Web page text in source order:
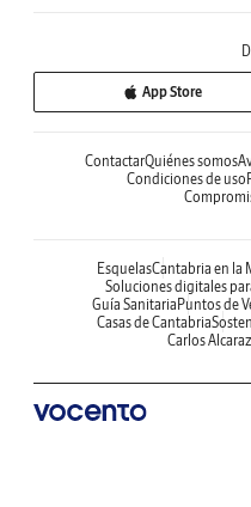
App Store
ContactarQuiénes somos
Condiciones de uso
EsquelasCantabria en la
Soluciones digitales
Guía SanitariaPuntos de
Casas de Cantabria
Carlos Alcaraz